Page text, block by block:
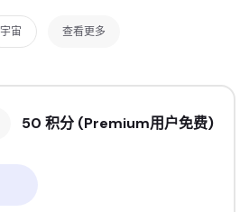
宇宙 查看更多
50 积分 (Premium用户免费)